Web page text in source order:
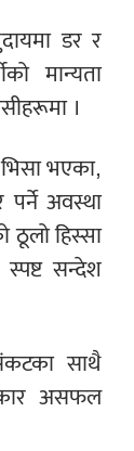
डर र
मान्यता
।
भएका,
अवस्था
हिस्सा
सन्देश
साथै
असफल